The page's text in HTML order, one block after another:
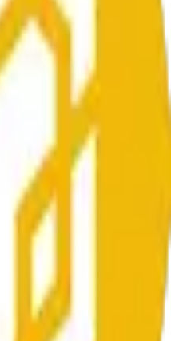
Transactions